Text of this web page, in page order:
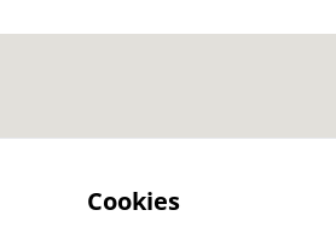
Cookies